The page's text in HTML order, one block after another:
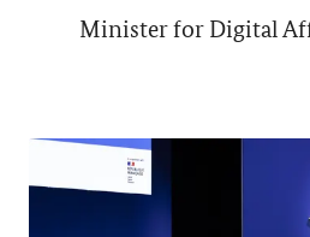
Minister for Digital